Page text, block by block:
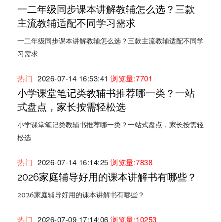
一二年级同步课本讲解教辅怎么选？三款
主流教辅适配不同学习需求
一二年级同步课本讲解教辅怎么选？三款主流教辅适配不同学
习需求
热门 2026-07-14 16:53:41 浏览量:7701
小学课堂笔记类教辅书推荐哪一类？一站
式盘点，家长按需轻松选
小学课堂笔记类教辅书推荐哪一类？一站式盘点，家长按需轻
松选
热门 2026-07-14 16:14:25 浏览量:7838
2026家庭辅导好用的课本讲解书有哪些？
2026家庭辅导好用的课本讲解书有哪些？
热门 2026-07-09 17:14:06 浏览量:10253